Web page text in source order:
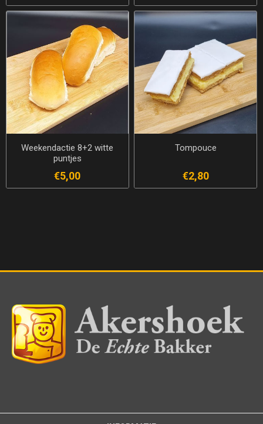
Weekendactie 8+2 witte
puntjes
€5,00
Tompouce
€2,80